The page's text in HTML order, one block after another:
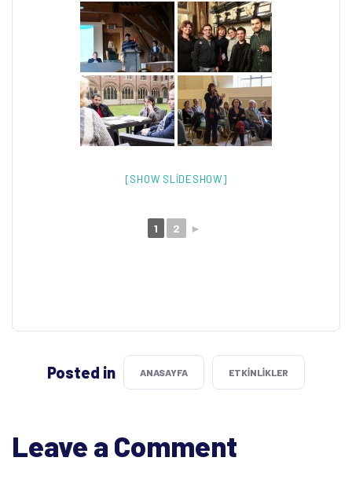
[SHOW SLIDESHOW]
1 2 ►
Posted in ANASAYFA ETKINLIKLER
Leave a Comment